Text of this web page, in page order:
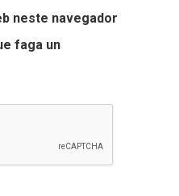
neste navegador
faga un